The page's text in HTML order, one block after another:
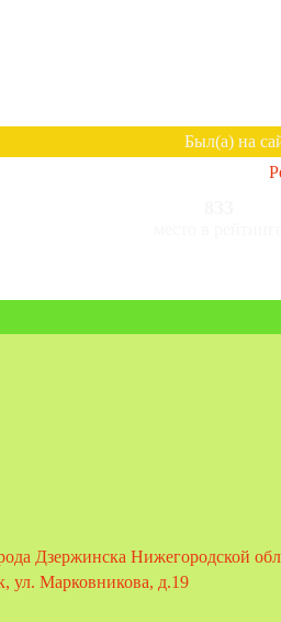
Был(а) на
Дзержинска Нижегородской
ул. Марковникова, д.19